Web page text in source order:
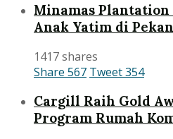
Minamas Plantation
Anak Yatim di
1417 shares
Share 567 Tweet354
Cargill Raih Gold
Program Rumah